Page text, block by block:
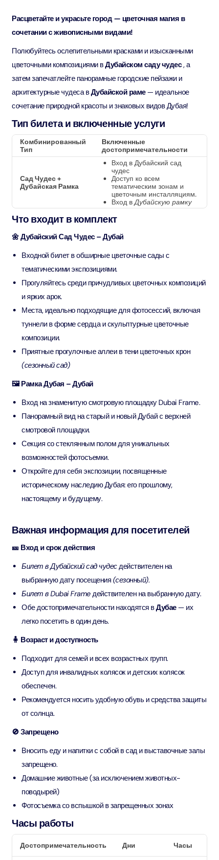
Расцветайте и украсьте город — цветочная магия в
сочетании с живописными видами!
Полюбуйтесь ослепительными красками и изысканными
цветочными композициями вДубайском саду чудес, а
затем запечатлейте панорамные городские пейзажи и
архитектурные чудеса вДубайской раме— идеальное
сочетание природной красоты и знаковых видов Дубая!
Тип билета и включенные услуги
Комбинированный
Тип
Включенные
достопримечательности
Сад Чудес +
Дубайская Рамка
Вход в Дубайский сад
чудес
Доступ ко всем
тематическим зонам и
цветочным инсталляциям.
Вход вДубайскую рамку
Что входит в комплект
🌼 Дубайский Сад Чудес – Дубай
Входной билет в обширные цветочные сады с
тематическими экспозициями.
Прогуляйтесь среди причудливых цветочных композиций
и ярких арок.
Места, идеально подходящие для фотосессий, включая
туннели в форме сердца и скульптурные цветочные
композиции.
Приятные прогулочные аллеи в тени цветочных крон
(сезонный сад)
🖼️ Рамка Дубая – Дубай
Вход на знаменитую смотровую площадку Dubai Frame.
Панорамный вид на старый и новый Дубай с верхней
смотровой площадки.
Секция со стеклянным полом для уникальных
возможностей фотосъемки.
Откройте для себя экспозиции, посвященные
историческому наследию Дубая: его прошлому,
настоящему и будущему.
Важная информация для посетителей
🎫 Вход и срок действия
Билет в Дубайский сад чудесдействителен на
выбранную дату посещения (сезонный).
Билет в Dubai Frame действителен на выбранную дату.
Обе достопримечательности находятся вДубае— их
легко посетить в один день.
🧍 Возраст и доступность
Подходит для семей и всех возрастных групп.
Доступ для инвалидных колясок и детских колясок
обеспечен.
Рекомендуется носить удобную обувь и средства защиты
от солнца.
🚫 Запрещено
Вносить еду и напитки с собой в сад и выставочные залы
запрещено.
Домашние животные (за исключением животных-
поводырей)
Фотосъемка со вспышкой в ​​запрещенных зонах
Часы работы
Достопримечательность Дни Часы